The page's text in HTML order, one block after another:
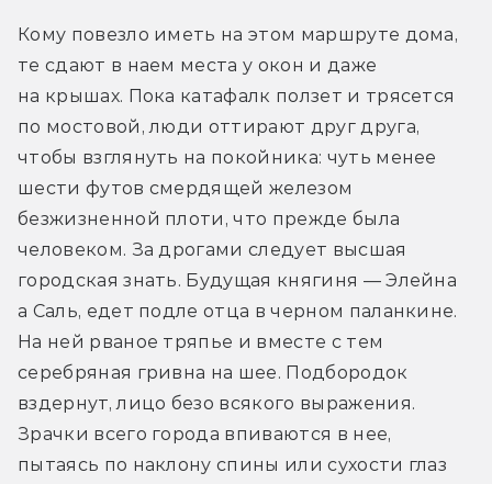
Кому повезло иметь на этом маршруте дома,
те сдают в наем места у окон и даже
на крышах. Пока катафалк ползет и трясется
по мостовой, люди оттирают друг друга,
чтобы взглянуть на покойника: чуть менее
шести футов смердящей железом
безжизненной плоти, что прежде была
человеком. За дрогами следует высшая
городская знать. Будущая княгиня — Элейна
а Саль, едет подле отца в черном паланкине.
На ней рваное тряпье и вместе с тем
серебряная гривна на шее. Подбородок
вздернут, лицо безо всякого выражения.
Зрачки всего города впиваются в нее,
пытаясь по наклону спины или сухости глаз